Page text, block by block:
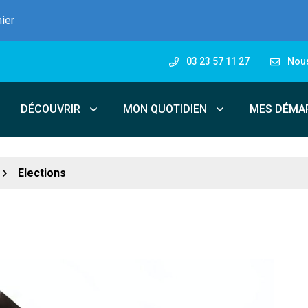
03 23 57 11 27
DÉCOUVRIR MON QUOTIDIEN MES
Elections